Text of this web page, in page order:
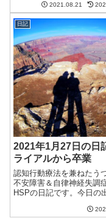
天気ではなかった。その
がそれほど上がらなかっ
良かったけど。この先も
くは雨や雲が続...
2021.08.21
日記
2021年1月27日の
ライアルから卒業
認知行動療法を兼ねたう
不安障害＆自律神経失調
HSPの日記です。今日の
い天気。洗濯物は浴室乾